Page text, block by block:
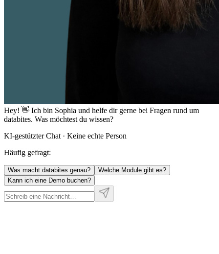
Hey! 👋 Ich bin Sophia und helfe dir gerne bei Fragen rund um
databites. Was möchtest du wissen?
KI-gestützter Chat · Keine echte Person
Häufig gefragt:
Was macht databites genau?
Welche Module gibt es?
Kann ich eine Demo buchen?